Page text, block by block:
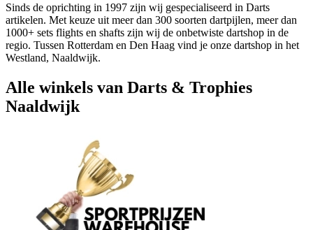
Sinds de oprichting in 1997 zijn wij gespecialiseerd in Darts
artikelen. Met keuze uit meer dan 300 soorten dartpijlen, meer dan
1000+ sets flights en shafts zijn wij de onbetwiste dartshop in de
regio. Tussen Rotterdam en Den Haag vind je onze dartshop in het
Westland, Naaldwijk.
Alle winkels van Darts & Trophies
Naaldwijk